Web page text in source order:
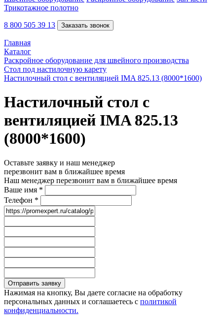
Трикотажное полотно
8 800 505 39 13 Заказать звонок
Главная
Каталог
Раскройное оборудование для швейного производства
Стол под настилочную карету
Настилочный стол с вентиляцией IMA 825.13 (8000*1600)
Настилочный стол с
вентиляцией IMA 825.13
(8000*1600)
Оставьте заявку и наш менеджер
перезвонит вам в ближайшее время
Наш менеджер перезвонит вам в ближайшее время
Ваше имя *
Телефон *
Отправить заявку
Нажимая на кнопку, Вы даете согласие на обработку
персональных данных и соглашаетесь с политикой
конфиденциальности.